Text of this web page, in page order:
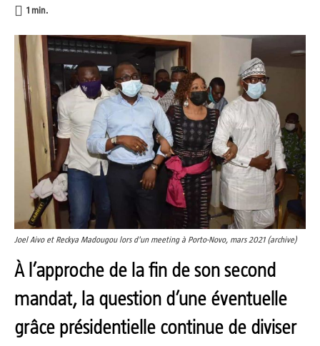
1 min.
Joel Aivo et Reckya Madougou lors d'un meeting à Porto-Novo, mars 2021 (archive)
À l’approche de la fin de son second
mandat, la question d’une éventuelle
grâce présidentielle continue de diviser